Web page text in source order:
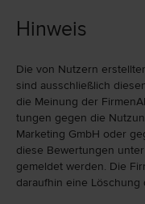
Hinweis
Die von Nutzern
sind ausschließlich
die Meinung der
tungen gegen die
Marketing GmbH oder
diese Bewertungen
gemeldet werden. Die
daraufhin eine Löschung